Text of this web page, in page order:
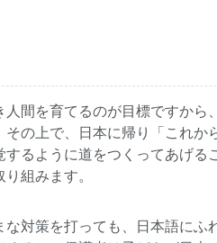
人間を育てるのが目標ですか
の上で、日本に帰り「これか
るように道をつくってあげる
組みます。
対策を打っても、日本語に